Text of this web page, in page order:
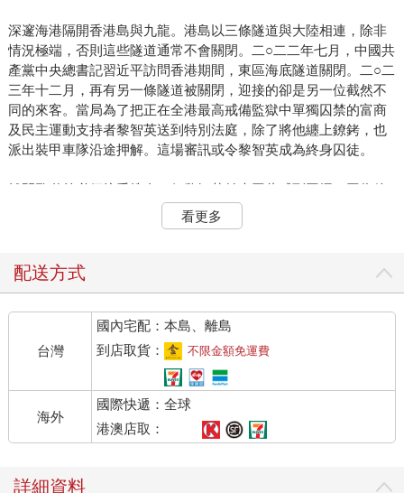
深邃海港隔開香港島與九龍。港島以三條隧道與大陸相連，除非
情況極端，否則這些隧道通常不會關閉。二○二二年七月，中國共
產黨中央總書記習近平訪問香港期間，東區海底隧道關閉。二○二
三年十二月，再有另一條隧道被關閉，迎接的卻是另一位截然不
同的來客。當局為了把正在全港最高戒備監獄中單獨囚禁的富商
及民主運動支持者黎智英送到特別法庭，除了將他纏上鐐銬，也
派出裝甲車隊沿途押解。這場審訊或令黎智英成為終身囚徒。
離開監獄前必須接受搜身，但黎智英並未因此感到困擾，因為他
知道自己將在庭上見到摯愛的家人。「明天我要出庭，得在警衛
面前脫掉所有衣物，接受搜身，」二○二一年一場庭訊前他寫下：
者。看到他們，讓我重新接觸到外面的現實世界。這種情感交流
那個十二月的早晨，街道封閉，警車與摩托車護衛隊伴隨一輛超
大型裝甲車，鐐銬緊扣的囚犯坐在鐵籠裡。笨重囚車從赤柱監獄
出發，沿著港島南岸的狹窄濱海道路緩慢行駛，然後轉向北方，
進入香港仔隧道，再經過海底隧道，最終抵達西九龍法院。
法庭外，警犬與千名員警防範任何可能的騷動。他們嚴陣以待，
讓人誤以為是接待外國元首或押解恐怖分子，而非長期堅持非暴
是香港最堅定的異議人士，也是中國最著名的政治犯。
看更多
配送方式
台灣
國內宅配：本島、離島
到店取貨：
不限金額免運費
海外
國際快遞：全球
港澳店取：
詳細資料